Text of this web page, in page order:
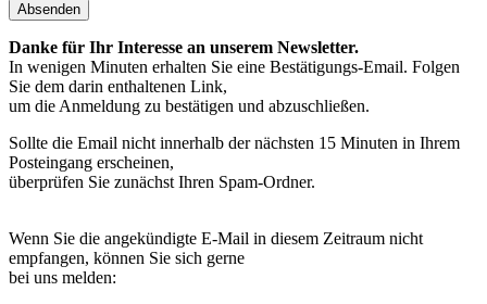
Absenden
Danke für Ihr Interesse an unserem Newsletter.
In wenigen Minuten erhalten Sie eine Bestätigungs-Email. Folgen
Sie dem darin enthaltenen Link,
um die Anmeldung zu bestätigen und abzuschließen.
Sollte die Email nicht innerhalb der nächsten 15 Minuten in Ihrem
Posteingang erscheinen,
überprüfen Sie zunächst Ihren Spam-Ordner.
Wenn Sie die angekündigte E-Mail in diesem Zeitraum nicht
empfangen, können Sie sich gerne
bei uns melden: